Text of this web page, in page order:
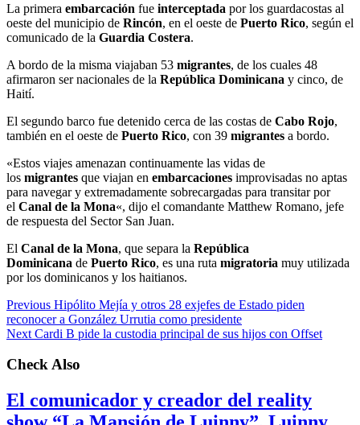
La primera embarcación fue interceptada por los guardacostas al
oeste del municipio de Rincón, en el oeste de Puerto Rico, según el
comunicado de la Guardia Costera.
A bordo de la misma viajaban 53 migrantes, de los cuales 48
afirmaron ser nacionales de la República Dominicana y cinco, de
Haití.
El segundo barco fue detenido cerca de las costas de Cabo Rojo,
también en el oeste de Puerto Rico, con 39 migrantes a bordo.
«Estos viajes amenazan continuamente las vidas de
los migrantes que viajan en embarcaciones improvisadas no aptas
para navegar y extremadamente sobrecargadas para transitar por
el Canal de la Mona«, dijo el comandante Matthew Romano, jefe
de respuesta del Sector San Juan.
El Canal de la Mona, que separa la República
Dominicana de Puerto Rico, es una ruta migratoria muy utilizada
por los dominicanos y los haitianos.
Previous Hipólito Mejía y otros 28 exjefes de Estado piden
reconocer a González Urrutia como presidente
Next Cardi B pide la custodia principal de sus hijos con Offset
Check Also
El comunicador y creador del reality